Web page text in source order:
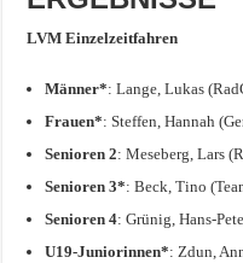
LVM Einzelzeitfahren
Männer*: Lange, Lukas
Frauen*: Steffen, Hannah
Senioren 2: Meseberg, Lars
Senioren 3*: Beck, Tino
Senioren 4: Grünig, Hans-
U19-Juniorinnen*: Zdun,